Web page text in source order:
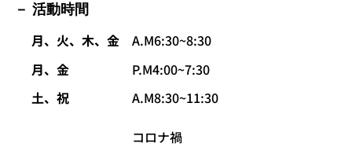
活動時間
月、火、木、金
A.M6:30~8:30
月、金
P.M4:00~7:30
土、祝
A.M8:30~11:30
コロナ禍